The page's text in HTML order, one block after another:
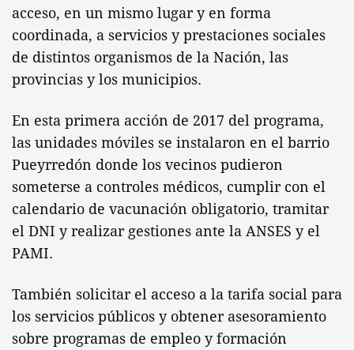
acceso, en un mismo lugar y en forma
coordinada, a servicios y prestaciones sociales
de distintos organismos de la Nación, las
provincias y los municipios.
En esta primera acción de 2017 del programa,
las unidades móviles se instalaron en el barrio
Pueyrredón donde los vecinos pudieron
someterse a controles médicos, cumplir con el
calendario de vacunación obligatorio, tramitar
el DNI y realizar gestiones ante la ANSES y el
PAMI.
También solicitar el acceso a la tarifa social para
los servicios públicos y obtener asesoramiento
sobre programas de empleo y formación